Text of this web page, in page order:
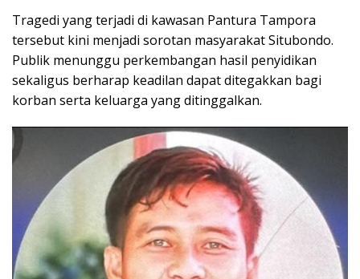
Tragedi yang terjadi di kawasan Pantura Tampora
tersebut kini menjadi sorotan masyarakat Situbondo.
Publik menunggu perkembangan hasil penyidikan
sekaligus berharap keadilan dapat ditegakkan bagi
korban serta keluarga yang ditinggalkan.